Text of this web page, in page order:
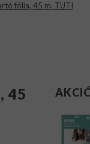
fólia, 45 m, TUTI
45